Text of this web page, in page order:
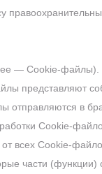
— Cookie-
представляют
в
Cookie-
всех Cookie-
части